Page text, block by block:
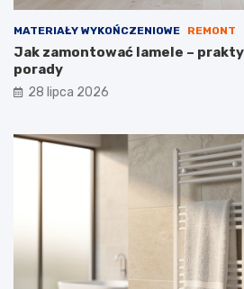
MATERIAŁY WYKOŃCZENIOWE REMONT
Jak zamontować lamele –
porady
28 lipca 2026